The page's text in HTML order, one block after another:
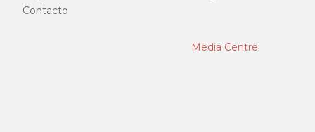
Contacto
Media Centre